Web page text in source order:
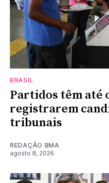
BRASIL
Partidos têm até
registrarem
tribunais
REDAÇÃO BMA
agosto 8, 2026